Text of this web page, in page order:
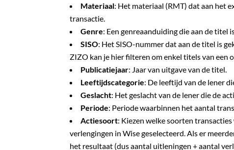
Materiaal: Het materiaal (RMT) dat aan het
transactie.
Genre: Een genreaanduiding die aan de titel
SISO: Het SISO-nummer dat aan de titel is
ZIZO kan je hier filteren om enkel titels van een
Publicatiejaar: Jaar van uitgave van de titel.
Leeftijdscategorie: De leeftijd van de lener
Geslacht: Het geslacht van de lener die de
Periode: Periode waarbinnen het aantal
Actiesoort: Kiezen welke soorten
verlengingen in Wise geselecteerd. Als er
het resultaat (dus aantal uitleningen + aantal